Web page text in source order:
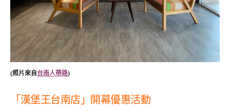
(照片來自 台南人帶路)
「漢堡王台南店」開幕優惠活動